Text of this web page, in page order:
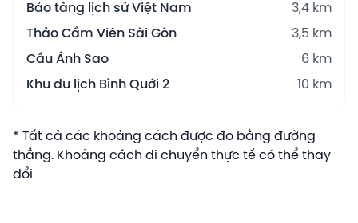
Bảo tàng lịch sử Việt Nam
3,4 km
Thảo Cầm Viên Sài Gòn
3,5 km
Cầu Ánh Sao
6 km
Khu du lịch Bình Quới 2
10 km
* Tất cả các khoảng cách được đo bằng đường
thẳng. Khoảng cách di chuyển thực tế có thể thay
đổi